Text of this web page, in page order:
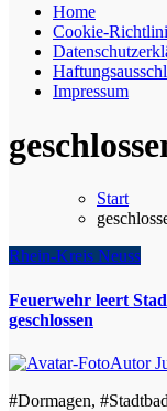
Home
Cookie-
Impressum
Start
Rhein-Kreis Neuss
Feuerwehr leert
geschlossen
Autor
#Dormagen,